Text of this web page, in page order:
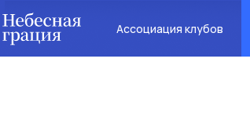
Ассоциация клубов